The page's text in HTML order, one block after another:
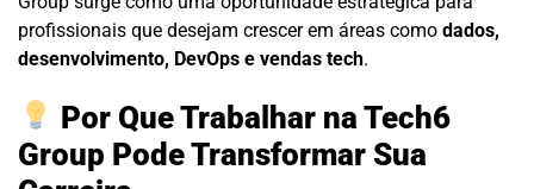
profissionais que desejam crescer em áreas como dados,
desenvolvimento, DevOps e vendas tech.
Por Que Trabalhar na Tech6
Group Pode Transformar Sua